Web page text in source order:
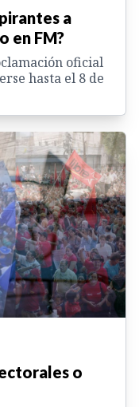
a
en FM?
oficial
hasta el 8 de
o